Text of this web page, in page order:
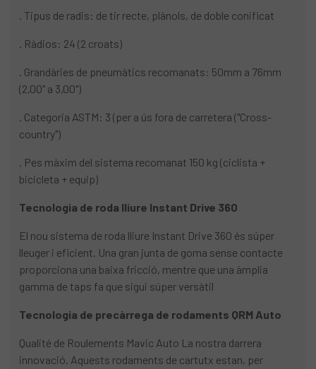
. Tipus de radis: de tir recte, plànols, de doble conificat
. Ràdios: 24 (2 croats)
. Grandàries de pneumàtics recomanats: 50mm a 76mm
(2,00" a 3,00")
. Categoria ASTM: 3 (per a ús fora de carretera ("Cross-
country")
. Pes màxim del sistema recomanat 150 kg (ciclista +
bicicleta + equip)
Tecnologia de roda lliure Instant Drive 360
El nou sistema de roda lliure Instant Drive 360 és súper
lleuger i eficient. Una gran junta de goma sense contacte
proporciona una baixa fricció, mentre que una àmplia
gamma de taps fa que sigui súper versàtil
Tecnologia de precàrrega de rodaments QRM Auto
Qualité de Roulements Mavic Auto La nostra darrera
innovació. Aquests rodaments de cartutx estan, per